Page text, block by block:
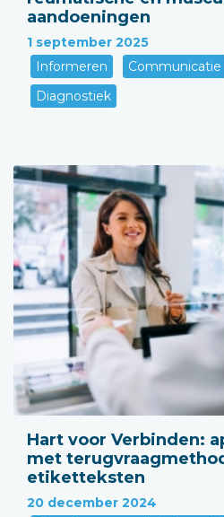
aandoeningen
1 september 2025
Informeren
Communicatie
Diagnostiek
Hart voor Verbinden:
met
etiketteksten
20 december 2024